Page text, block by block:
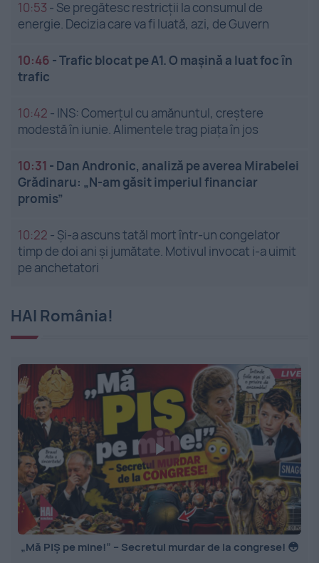
10:53 - Se pregătesc restricții la consumul de
energie. Decizia care va fi luată, azi, de Guvern
10:46 -Trafic blocat pe A1. O mașină a luat foc în
trafic
10:42 - INS: Comerțul cu amănuntul, creștere
modestă în iunie. Alimentele trag piața în jos
10:31 - Dan Andronic, analiză pe averea Mirabelei
Grădinaru: „N-am găsit imperiul financiar
promis”
10:22 - Și-a ascuns tatăl mort într-un congelator
timp de doi ani și jumătate. Motivul invocat i-a uimit
pe anchetatori
HAI România!
„Mă PIȘ pe mine!” – Secretul murdar de la congrese! 😳